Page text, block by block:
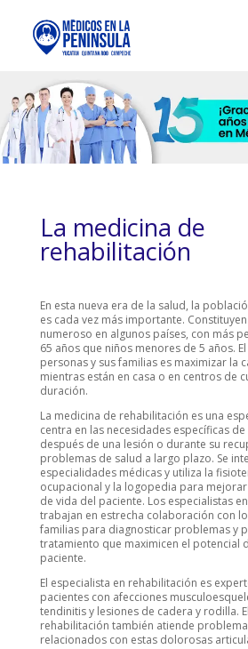
La medicina de
rehabilitación
En esta nueva era de la salud, la
es cada vez más importante.
numeroso en algunos países, con más
65 años que niños menores de 5 años.
personas y sus familias es maximizar la
mientras están en casa o en centros de
duración.
La medicina de rehabilitación es una
centra en las necesidades específicas
después de una lesión o durante su
problemas de salud a largo plazo. Se
especialidades médicas y utiliza la
ocupacional y la logopedia para
de vida del paciente. Los especialistas
trabajan en estrecha colaboración con
familias para diagnosticar problemas y
tratamiento que maximicen el potencial
paciente.
El especialista en rehabilitación es
pacientes con afecciones
tendinitis y lesiones de cadera y rodilla.
rehabilitación también atiende
relacionados con estas dolorosas